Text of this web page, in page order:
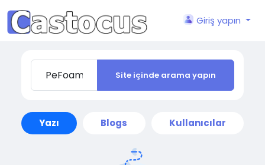
Giriş yapın
Site içinde arama yapın
Yazı Blogs Kullanıcılar